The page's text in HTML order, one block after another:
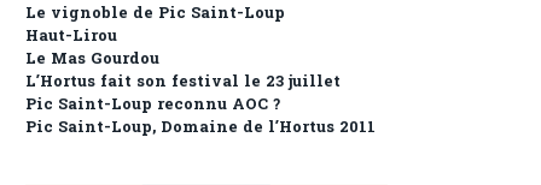
Le vignoble de Pic Saint-Loup
Haut-Lirou
Le Mas Gourdou
L’Hortus fait son festival le 23 juillet
Pic Saint-Loup reconnu AOC ?
Pic Saint-Loup, Domaine de l’Hortus 2011